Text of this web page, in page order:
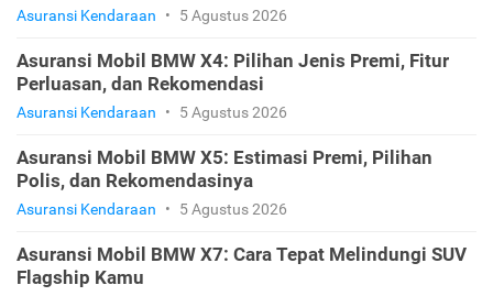
Asuransi Kendaraan • 5 Agustus 2026
Asuransi Mobil BMW X4: Pilihan Jenis Premi, Fitur
Perluasan, dan Rekomendasi
Asuransi Kendaraan • 5 Agustus 2026
Asuransi Mobil BMW X5: Estimasi Premi, Pilihan
Polis, dan Rekomendasinya
Asuransi Kendaraan • 5 Agustus 2026
Asuransi Mobil BMW X7: Cara Tepat Melindungi SUV
Flagship Kamu